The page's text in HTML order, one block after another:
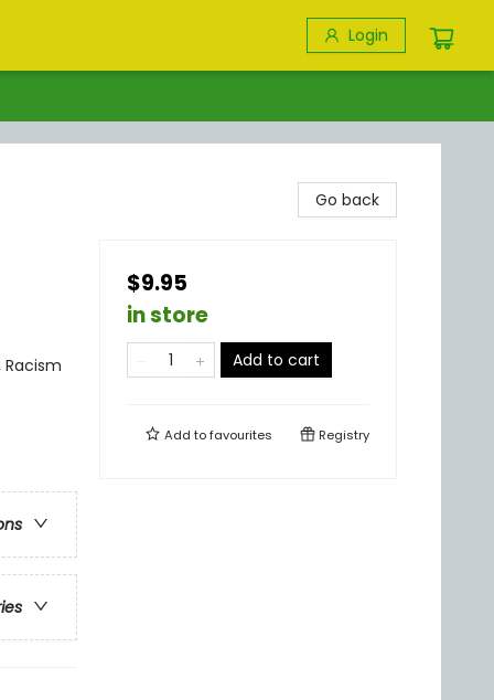
Login
Go back
$9.95
in store
Add to cart
Add tofavourites Registry